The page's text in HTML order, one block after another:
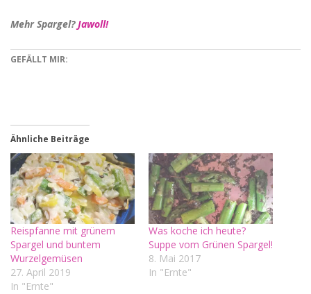
Mehr Spargel?Jawoll!
GEFÄLLT MIR:
Ähnliche Beiträge
Reispfanne mit grünem
Spargel und buntem
Wurzelgemüsen
27. April 2019
In "Ernte"
Was koche ich heute?
Suppe vom Grünen Spargel!
8. Mai 2017
In "Ernte"